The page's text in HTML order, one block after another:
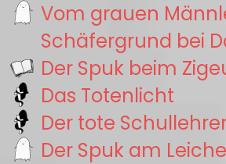
Vom grauen
Schäfergrund bei
Der Spuk beim
Das Totenlicht
Der tote
Der Spuk am